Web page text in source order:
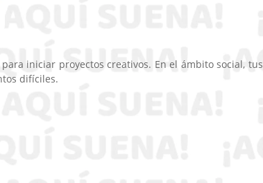
iniciar proyectos creativos. En el ámbito social, tus
difíciles.